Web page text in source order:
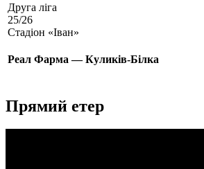
Друга ліга
25/26
Стадіон «Іван»
Реал Фарма — Куликів-Білка
Прямий етер